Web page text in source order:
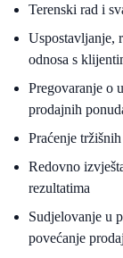
Terenski rad i
Uspostavljanje,
odnosa s
Pregovaranje o
prodajnih
Praćenje
Redovno
rezultatima
Sudjelovanje u
povećanje